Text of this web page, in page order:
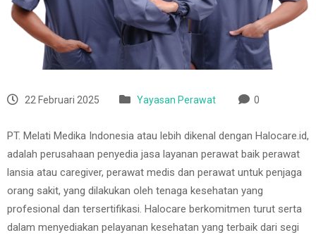
22 Februari 2025 Yayasan Perawat 0
PT. Melati Medika Indonesia atau lebih dikenal dengan Halocare.id,
adalah perusahaan penyedia jasa layanan perawat baik perawat
lansia atau caregiver, perawat medis dan perawat untuk penjaga
orang sakit, yang dilakukan oleh tenaga kesehatan yang
profesional dan tersertifikasi. Halocare berkomitmen turut serta
dalam menyediakan pelayanan kesehatan yang terbaik dari segi